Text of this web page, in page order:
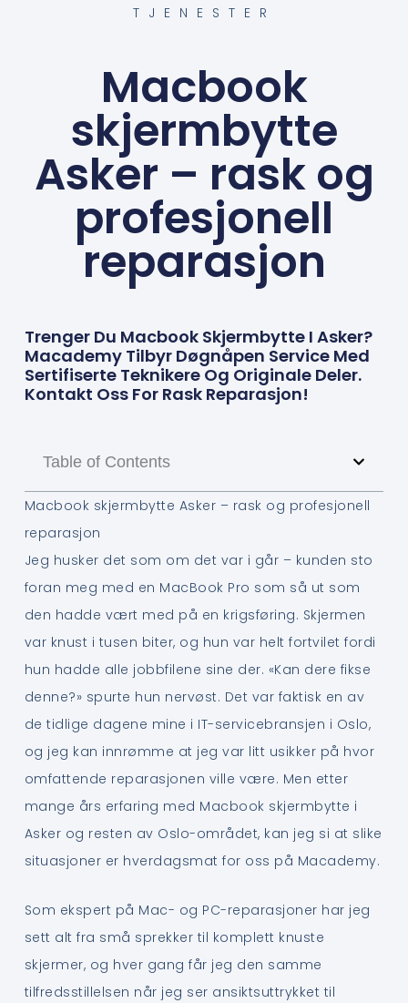
TJENESTER
Macbook
skjermbytte
Asker – rask og
profesjonell
reparasjon
Trenger Du Macbook Skjermbytte I Asker?
Macademy Tilbyr Døgnåpen Service Med
Sertifiserte Teknikere Og Originale Deler.
Kontakt Oss For Rask Reparasjon!
Table of Contents
Macbook skjermbytte Asker – rask og profesjonell
reparasjon
Jeg husker det som om det var i går – kunden sto
foran meg med en MacBook Pro som så ut som
den hadde vært med på en krigsføring. Skjermen
var knust i tusen biter, og hun var helt fortvilet fordi
hun hadde alle jobbfilene sine der. «Kan dere fikse
denne?» spurte hun nervøst. Det var faktisk en av
de tidlige dagene mine i IT-servicebransjen i Oslo,
og jeg kan innrømme at jeg var litt usikker på hvor
omfattende reparasjonen ville være. Men etter
mange års erfaring med Macbook skjermbytte i
Asker og resten av Oslo-området, kan jeg si at slike
situasjoner er hverdagsmat for oss på Macademy.
Som ekspert på Mac- og PC-reparasjoner har jeg
sett alt fra små sprekker til komplett knuste
skjermer, og hver gang får jeg den samme
tilfredsstillelsen når jeg ser ansiktsuttrykket til